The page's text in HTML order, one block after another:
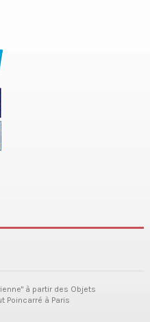
à partir des Objets
Poincarré à Paris